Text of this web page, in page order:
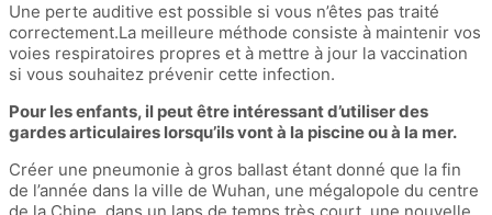
Une perte auditive est possible si vous n’êtes pas traité
correctement.La meilleure méthode consiste à maintenir vos
voies respiratoires propres et à mettre à jour la vaccination
si vous souhaitez prévenir cette infection.
Pour les enfants, il peut être intéressant d’utiliser des
gardes articulaires lorsqu’ils vont à la piscine ou à la mer.
Créer une pneumonie à gros ballast étant donné que la fin
de l’année dans la ville de Wuhan, une mégalopole du centre